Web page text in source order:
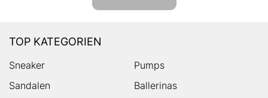
TOP KATEGORIEN
Sneaker
Pumps
Sandalen
Ballerinas